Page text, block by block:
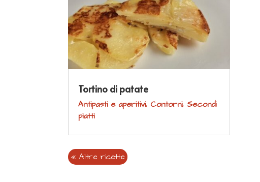
Tortino di patate
Antipasti e aperitivi, Contorni, Secondi
piatti
« Altre ricette